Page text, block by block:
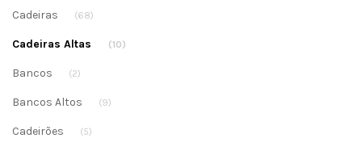
Cadeiras (68)
Cadeiras Altas (10)
Bancos (2)
Bancos Altos (9)
Cadeirões (5)